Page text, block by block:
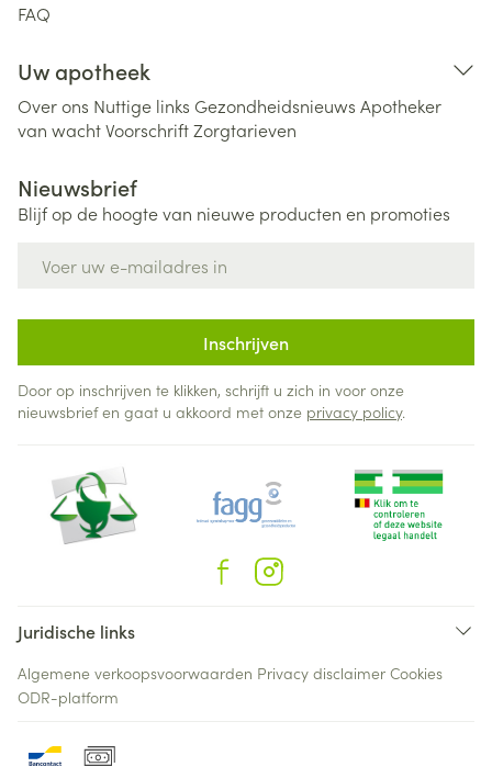
FAQ
Uw apotheek
Over ons Nuttige links Gezondheidsnieuws Apotheker
van wachtVoorschriftZorgtarieven
Nieuwsbrief
Blijf op de hoogte van nieuwe producten en promoties
Inschrijven
Door op inschrijven te klikken, schrijft u zich in voor onze
nieuwsbrief en gaat u akkoord met onze privacy policy.
Juridische links
Algemene verkoopsvoorwaarden Privacy disclaimer Cookies
ODR-platform